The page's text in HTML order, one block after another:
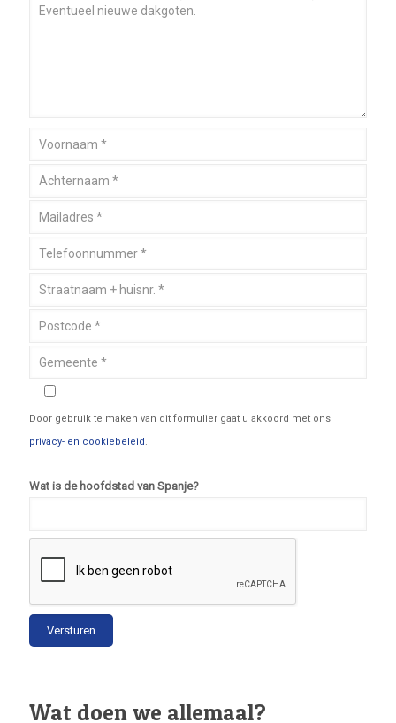
Door gebruik te maken van dit formulier gaat u akkoord met ons
privacy- en cookiebeleid.
Wat is de hoofdstad van Spanje?
Wat doen we allemaal?